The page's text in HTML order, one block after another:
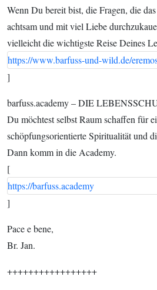
Wenn Du bereit bist, die Fragen, die
achtsam und mit viel Liebe
vielleicht die wichtigste Reise Deines
https://www.barfuss-und-wild.de/
]
barfuss.academy – DIE
Du möchtest selbst Raum schaffen für
schöpfungsorientierte Spiritualität und
Dann komm in die Academy.
[
https://barfuss.academy
]
Pace e bene,
Br. Jan.
+++++++++++++++++